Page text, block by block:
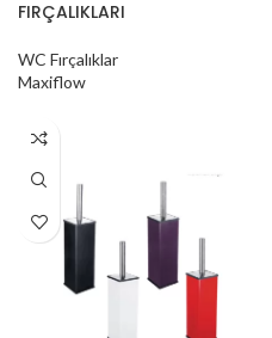
FIRÇALIKLARI
WC Fırçalıklar
Maxiflow